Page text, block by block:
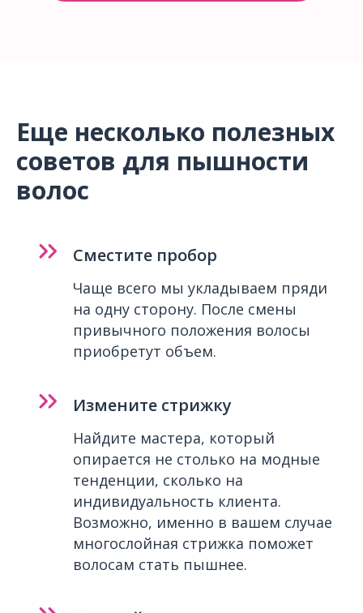
Еще несколько полезных
советов для пышности
волос
Сместите пробор
Чаще всего мы укладываем пряди
на одну сторону. После смены
привычного положения волосы
приобретут объем.
Измените стрижку
Найдите мастера, который
опирается не столько на модные
тенденции, сколько на
индивидуальность клиента.
Возможно, именно в вашем случае
многослойная стрижка поможет
волосам стать пышнее.